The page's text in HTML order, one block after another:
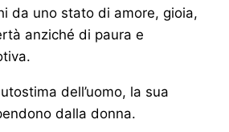
da uno stato di amore, gioia,
anziché di paura e
dell’uomo, la sua
dalla donna.